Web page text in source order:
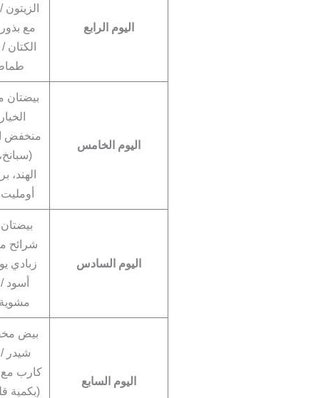
اليوم الرابع
الزيتون
مع بذور
الكتان
اليوم الخامس
بيضتان
منخفض
الهند،
اليوم السادس
شرائح
زبادي
أسود
اليوم السابع
بيض
شيدر /
كارب
(بكمية